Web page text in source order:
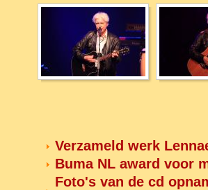
Verzameld werk
Buma NL award voor
Foto's van de cd